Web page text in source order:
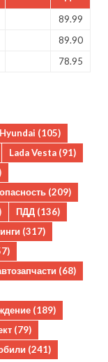
89.99
89.90
78.95
Hyundai (105)
Lada Vesta (91)
(209)
ПДД (136)
(317)
(68)
(189)
(79)
(241)